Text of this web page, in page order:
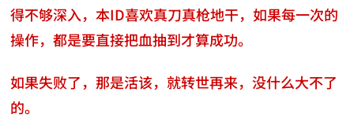
得不够深入，本ID喜欢真刀真枪地干，如果每一次的
操作，都是要直接把血抽到才算成功。
如果失败了，那是活该，就转世再来，没什么大不了
的。